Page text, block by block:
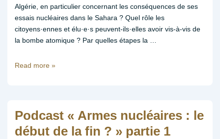
/
partie
3
Algérie, en particulier concernant les conséquences de ses
essais nucléaires dans le Sahara ? Quel rôle les
citoyens·ennes et élu·e·s peuvent-ils·elles avoir vis-à-vis de
la bombe atomique ? Par quelles étapes la …
Podcast
:
le
début
Read more »
Podcast « Armes nucléaires : le
début de la fin ? » partie 1